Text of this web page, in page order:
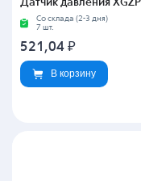
Со склада (2-3 дня)
7 шт.
521,04 ₽
В корзину